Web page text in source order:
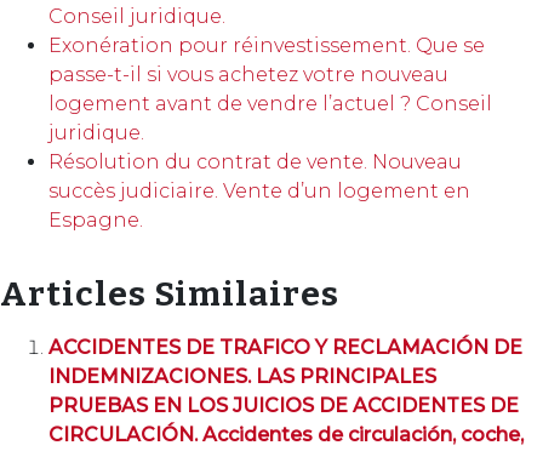
Conseil juridique.
Exonération pour réinvestissement. Que se
passe-t-il si vous achetez votre nouveau
logement avant de vendre l’actuel ? Conseil
juridique.
Résolution du contrat de vente. Nouveau
succès judiciaire. Vente d’un logement en
Espagne.
Articles Similaires
ACCIDENTES DE TRAFICO Y RECLAMACIÓN DE
INDEMNIZACIONES. LAS PRINCIPALES
PRUEBAS EN LOS JUICIOS DE ACCIDENTES DE
CIRCULACIÓN. Accidentes de circulación, coche,